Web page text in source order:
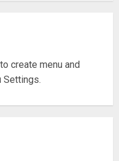
create menu and
Settings.